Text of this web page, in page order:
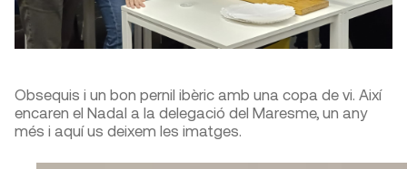
Obsequis i un bon pernil ibèric amb una copa de vi. Així
encaren el Nadal a la delegació del Maresme, un any
més i aquí us deixem les imatges.